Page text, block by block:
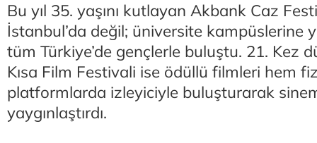
Bu yıl 35. yaşını kutlayan Akbank Caz
İstanbul’da değil; üniversite kampüslerine
tüm Türkiye’de gençlerle buluştu. 21. Kez
Kısa Film Festivali ise ödüllü filmleri hem
platformlarda izleyiciyle buluşturarak
yaygınlaştırdı.